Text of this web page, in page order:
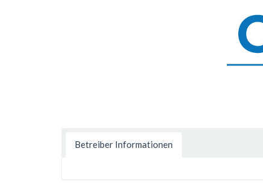
Betreiber Informationen